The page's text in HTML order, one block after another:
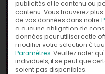
publicités et le contenu ou
contenu. Vous trouverez
de vos données dans notre
a aucune obligation de
données pour utiliser cette
modifier votre sélection à
Paramètres. Veuillez noter
individuels, il se peut que
soient pas disponibles.